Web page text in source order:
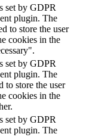
set by GDPR
plugin. The
to store the user
cookies in the
set by GDPR
plugin. The
to store the user
cookies in the
set by GDPR
plugin. The